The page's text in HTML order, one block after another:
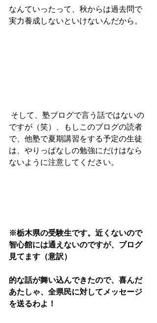
なんていったって、秋からは過去問で
実力養成しないといけないんだから。
ですが（笑）、もしこのブログの読者
で、他塾で夏期講習をする予定の生徒
は、やりっぱなしの勉強にだけはなら
ないように注意してください。
※栃木県の受験生です。近くないので
智心館には通えないのですが、ブログ
見てます（意訳）
的な話が舞い込んできたので、喜んだ
あたしゃ、全県民に対してメッセージ
を送るわよ！